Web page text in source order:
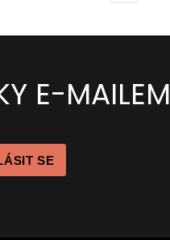
E-MAILEM
SE